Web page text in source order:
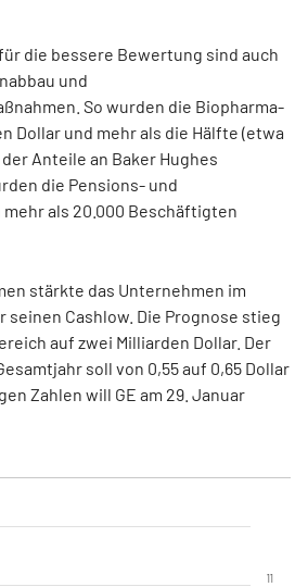
die bessere Bewertung sind auch
und
So wurden die Biopharma-
Dollar und mehr als die Hälfte (etwa
Anteile an Baker Hughes
die Pensions- und
als 20.000 Beschäftigten
stärkte das Unternehmen im
seinen Cashlow. Die Prognose stieg
auf zwei Milliarden Dollar. Der
soll von 0,55 auf 0,65 Dollar
Zahlen will GE am 29. Januar
11